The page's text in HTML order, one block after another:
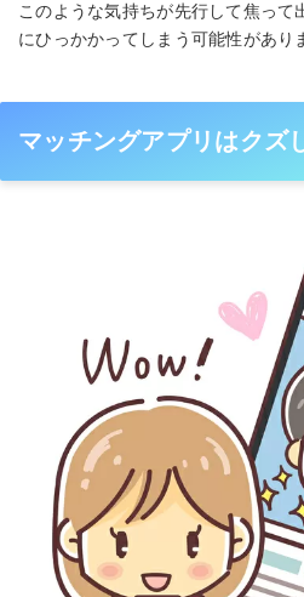
このような気持ちが先行して焦って
にひっかかってしまう可能性があり
マッチングアプリはクズ